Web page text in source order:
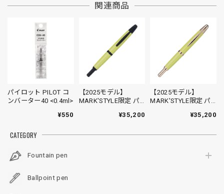
CATEGORY
Fountain pen
Ballpoint pen
関連商品
パイロット PILOT コ
ンバーター40 <0.4ml>
¥550
【2025モデル】
MARK'STYLE限定 パ
ップレス アニバーサ
字） / M（中字）＜マ
¥35,200
【2025モデル】
MARK'STYLE限定 パ
ップレス アニバーサ
字）/ M（中字）＜ゴ
¥35,200